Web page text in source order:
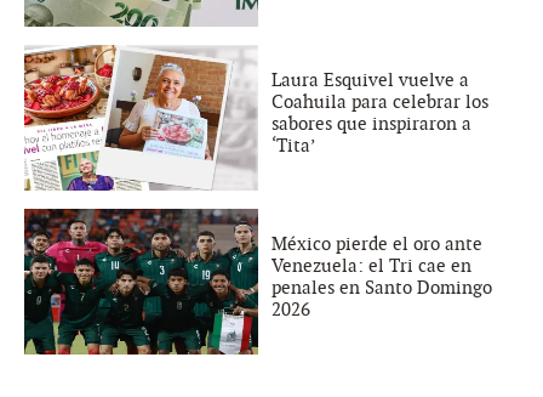
Laura Esquivel vuelve a
Coahuila para celebrar los
sabores que inspiraron a
‘Tita’
México pierde el oro ante
Venezuela: el Tri cae en
penales en Santo Domingo
2026